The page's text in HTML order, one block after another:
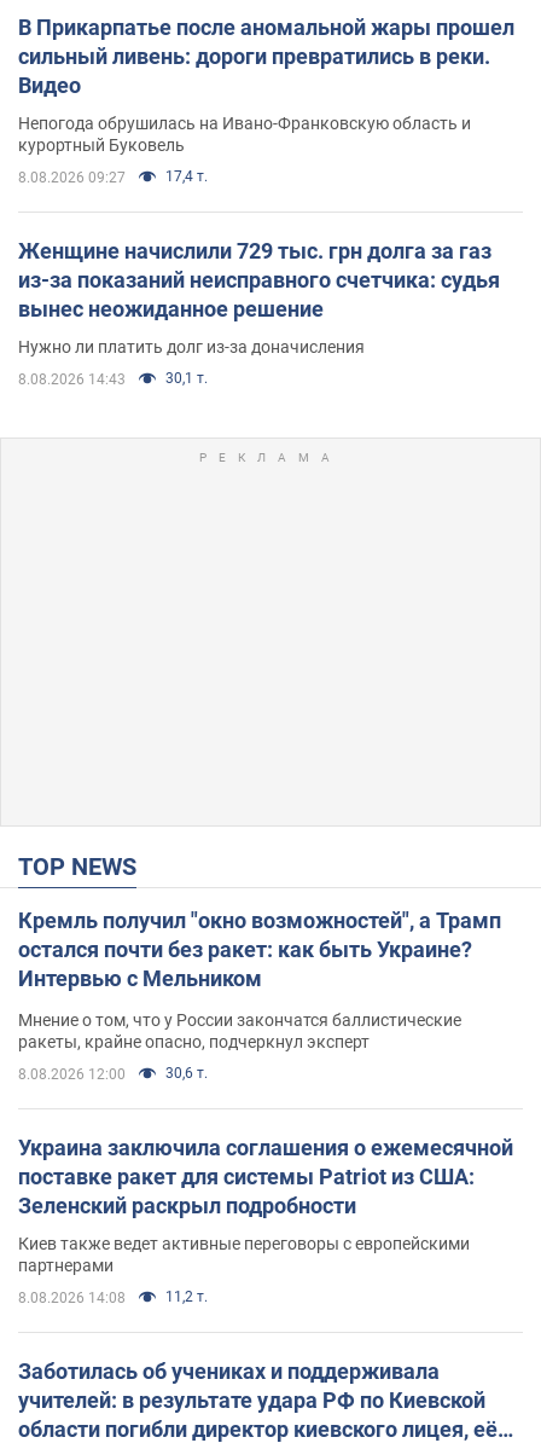
В Прикарпатье после аномальной жары прошел
сильный ливень: дороги превратились в реки.
Видео
Непогода обрушилась на Ивано-Франковскую область и
курортный Буковель
8.08.2026 09:27 17,4 т.
Женщине начислили 729 тыс. грн долга за газ
из-за показаний неисправного счетчика: судья
вынес неожиданное решение
Нужно ли платить долг из-за доначисления
8.08.2026 14:43 30,1 т.
TOP NEWS
Кремль получил "окно возможностей", а Трамп
остался почти без ракет: как быть Украине?
Интервью с Мельником
Мнение о том, что у России закончатся баллистические
ракеты, крайне опасно, подчеркнул эксперт
8.08.2026 12:00 30,6 т.
Украина заключила соглашения о ежемесячной
поставке ракет для системы Patriot из США:
Зеленский раскрыл подробности
Киев также ведет активные переговоры с европейскими
партнерами
8.08.2026 14:08 11,2 т.
Заботилась об учениках и поддерживала
учителей: в результате удара РФ по Киевской
области погибли директор киевского лицея, её